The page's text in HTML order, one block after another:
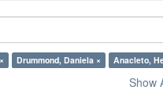
Drummond, Daniela × Anacleto,
Show